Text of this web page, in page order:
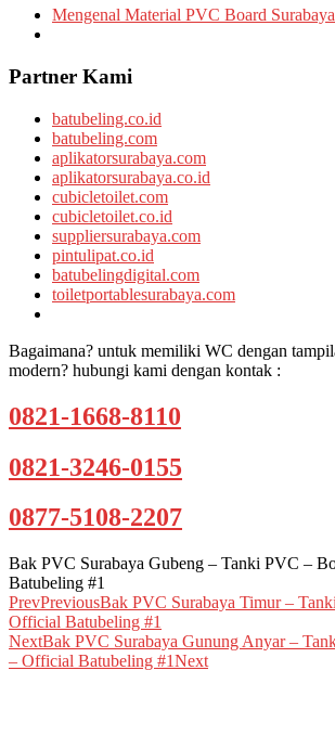
Mengenal Material PVC Board
Partner Kami
batubeling.co.id
batubeling.com
aplikatorsurabaya.com
aplikatorsurabaya.co.id
cubicletoilet.com
cubicletoilet.co.id
suppliersurabaya.com
pintulipat.co.id
batubelingdigital.com
toiletportablesurabaya.com
Bagaimana? untuk memiliki WC dengan
modern? hubungi kami dengan kontak :
0821-1668-8110
0821-3246-0155
0877-5108-2207
Bak PVC Surabaya Gubeng – Tanki PVC –
Batubeling #1
PrevPreviousBak PVC Surabaya Timur –
Official Batubeling #1
NextBak PVC Surabaya Gunung Anyar –
– Official Batubeling #1Next